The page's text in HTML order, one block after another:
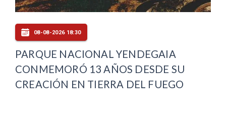
08-08-2026 18:30
PARQUE NACIONAL YENDEGAIA
CONMEMORÓ 13 AÑOS DESDE SU
CREACIÓN EN TIERRA DEL FUEGO